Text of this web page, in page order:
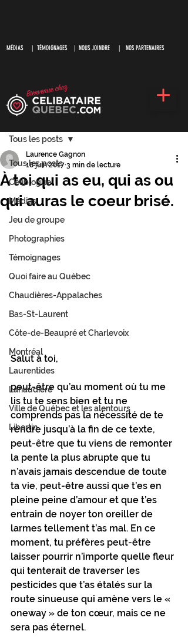
MÉDIAS| TÉMOIGNAGES | NOUS JOINDRE | NOS PARTENAIRES
Post
Tous les posts
Céliblogue
Médias
Jeu de groupe
Photographies
Témoignages
Quoi faire au Québec
Chaudières-Appalaches
Bas-St-Laurent
Côte-de-Beaupré et Charlevoix
Montréal
Laurentides
Lanaudière
Ville de Québec et les alentours
Libertin
Tous les posts
À toi qui as eu, qui as ou
qui auras le coeur brisé.
Laurence Gagnon
18 juin 2017 3 min de lecture
Salut à toi,
peut-être qu’au moment où tu me
lis tu te sens bien et tu ne
comprends pas la nécessité de te
rendre jusqu’à la fin de ce texte,
peut-être que tu viens de remonter
la pente la plus abrupte que tu
n’avais jamais descendue de toute
ta vie, peut-être aussi que t’es en
pleine peine d’amour et que t’es
entrain de noyer ton oreiller de
larmes tellement t’as mal. En ce
moment, tu préfères peut-être
laisser pourrir n’importe quelle fleur
qui tenterait de traverser les
pesticides que t’as étalés sur la
route sinueuse qui amène vers le «
oneway » de ton cœur, mais ce ne
sera pas éternel.